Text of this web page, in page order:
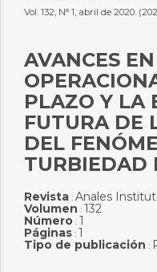
Vol. 132, N° 1, abril de 2020.
AVANCES
PLAZO Y LA
FUTURA DE
DEL
TURBIEDAD
Revista: Anales
Volumen : 132
Número: 1
Páginas: 1
Tipo de publicación :